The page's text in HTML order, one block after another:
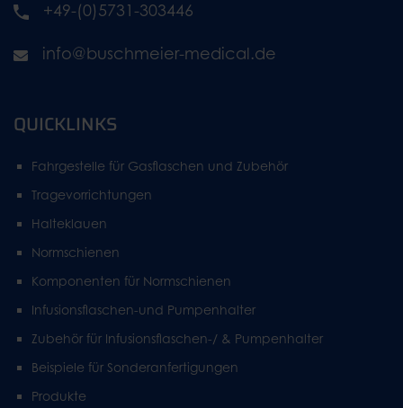
+49-(0)5731-303446
info@buschmeier-medical.de
QUICKLINKS
Fahrgestelle für Gasflaschen und Zubehör
Tragevorrichtungen
Halteklauen
Normschienen
Komponenten für Normschienen
Infusionsflaschen-und Pumpenhalter
Zubehör für Infusionsflaschen-/ & Pumpenhalter
Beispiele für Sonderanfertigungen
Produkte